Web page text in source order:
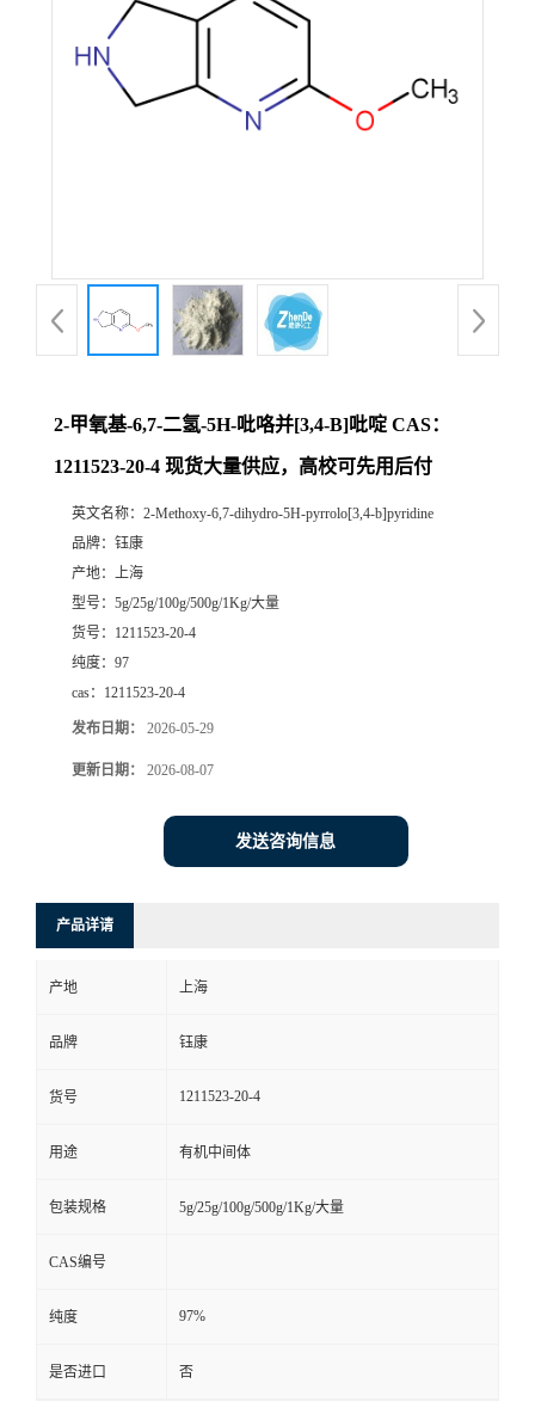
2-甲氧基-6,7-二氢-5H-吡咯并[3,4-B]吡啶 CAS：
1211523-20-4 现货大量供应，高校可先用后付
英文名称： 2-Methoxy-6,7-dihydro-5H-pyrrolo[3,4-b]pyridine
品牌： 钰康
产地： 上海
型号： 5g/25g/100g/500g/1Kg/大量
货号： 1211523-20-4
纯度： 97
cas： 1211523-20-4
发布日期： 2026-05-29
更新日期： 2026-08-07
发送咨询信息
产品详请
产地 上海
品牌 钰康
货号 1211523-20-4
用途 有机中间体
包装规格 5g/25g/100g/500g/1Kg/大量
CAS编号
纯度 97%
是否进口 否